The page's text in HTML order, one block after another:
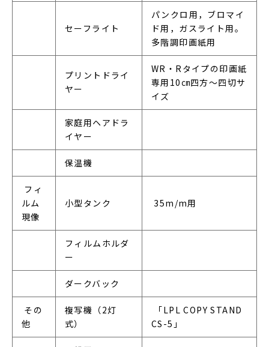
セーフライト
パンクロ用，ブロマイ
ド用，ガスライト用。
多階調印画紙用
プリントドライ
ヤー
WR・Rタイプの印画紙
専用10㎝四方～四切サ
イズ
家庭用ヘアドラ
イヤー
保温機
フィ
ルム
現像
小型タンク 35m/m用
フィルムホルダ
ー
ダークバック
その
他
複写機（2灯
式）
「LPL COPY STAND
CS-5」